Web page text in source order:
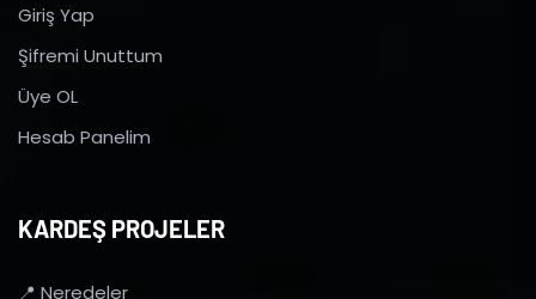
Giriş Yap
Şifremi Unuttum
Üye OL
Hesab Panelim
KARDEŞ PROJELER
📍 Neredeler